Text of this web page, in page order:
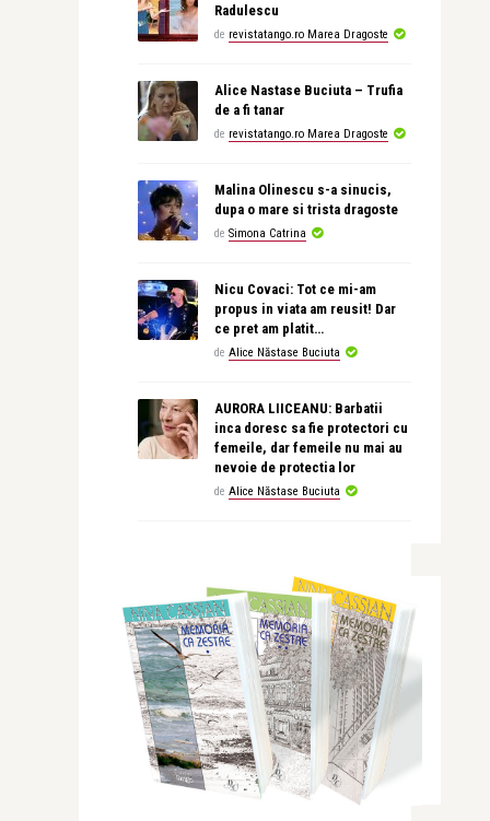
Radulescu
de revistatango.ro Marea Dragoste
Alice Nastase Buciuta – Trufia
de a fi tanar
de revistatango.ro Marea Dragoste
Malina Olinescu s-a sinucis,
dupa o mare si trista dragoste
de Simona Catrina
Nicu Covaci: Tot ce mi-am
propus in viata am reusit! Dar
ce pret am platit…
de Alice Năstase Buciuta
AURORA LIICEANU: Barbatii
inca doresc sa fie protectori cu
femeile, dar femeile nu mai au
nevoie de protectia lor
de Alice Năstase Buciuta